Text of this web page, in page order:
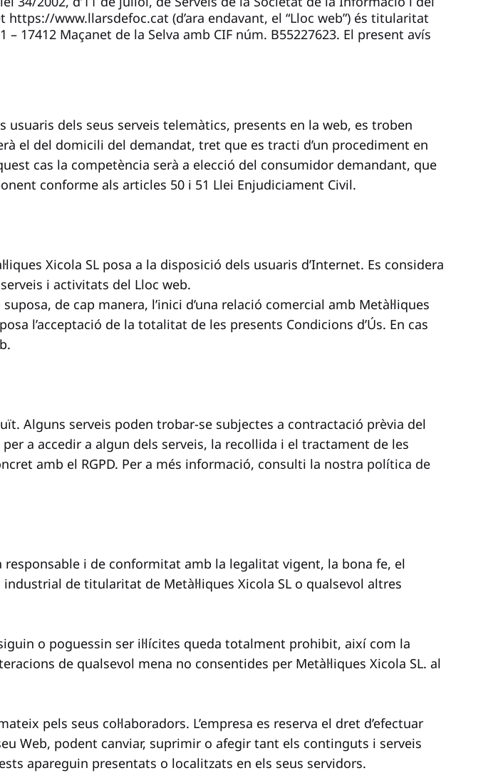
https://www.llarsdefoc.cat (d’ara endavant, el “Lloc web”) és titularitat
17412 Maçanet de la Selva amb CIF núm. B55227623. El present avís
usuaris dels seus serveis telemàtics, presents en la web, es troben
el del domicili del demandat, tret que es tracti d’un procediment en
cas la competència serà a elecció del consumidor demandant, que
conforme als articles 50 i 51 Llei Enjudiciament Civil.
Xicola SL posa a la disposició dels usuaris d’Internet. Es considera
i activitats del Lloc web.
de cap manera, l’inici d’una relació comercial amb Metàl·liques
l’acceptació de la totalitat de les presents Condicions d’Ús. En cas
Alguns serveis poden trobar-se subjectes a contractació prèvia del
a accedir a algun dels serveis, la recollida i el tractament de les
amb el RGPD. Per a més informació, consulti la nostra política de
responsable i de conformitat amb la legalitat vigent, la bona fe, el
de titularitat de Metàl·liques Xicola SL o qualsevol altres
o poguessin ser il·lícites queda totalment prohibit, així com la
de qualsevol mena no consentides per Metàl·liques Xicola SL. al
pels seus col·laboradors. L’empresa es reserva el dret d’efectuar
Web, podent canviar, suprimir o afegir tant els continguts i serveis
apareguin presentats o localitzats en els seus servidors.